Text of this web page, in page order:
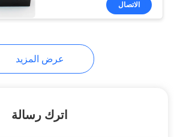
الاتصال
عرض المزيد
اترك رسالة